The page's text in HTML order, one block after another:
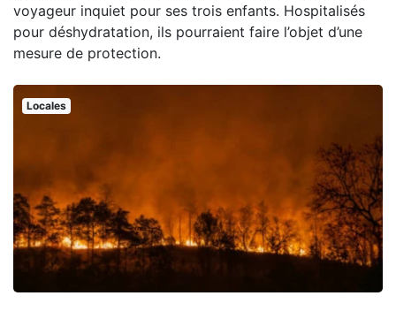
voyageur inquiet pour ses trois enfants. Hospitalisés
pour déshydratation, ils pourraient faire l’objet d’une
mesure de protection.
Locales